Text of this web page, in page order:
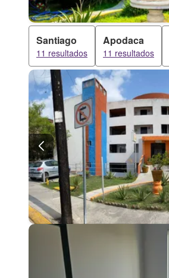
Santiago
11 resultados
Apodaca
11 resultados